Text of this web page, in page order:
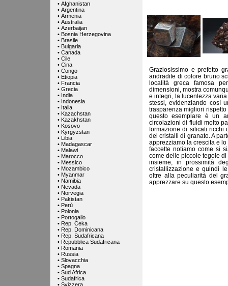
• Afghanistan
• Argentina
• Armenia
• Australia
• Azerbaijan
• Bosnia Herzegovina
• Brasile
• Bulgaria
• Canada
• Cile
• Cina
• Congo
• Etiopia
• Francia
• Grecia
• India
• Indonesia
• Italia
• Kazachstan
• Kazakhstan
• Kosovo
• Kyrgyzstan
• Libia
• Madagascar
• Malawi
• Marocco
• Messico
• Mozambico
• Myanmar
• Namibia
• Nevada
• Norvegia
• Pakistan
• Perù
• Polonia
• Portogallo
• Rep. Ceka
• Rep. Dominicana
• Rep. Sudafricana
• Repubblica Sudafricana
• Romania
• Russia
• Slovacchia
• Spagna
• Sud Africa
• Sudafrica
• Svizzera
Graziosissimo e prefetto
andradite di colore bruno
località greca famosa
dimensioni, mostra
e integri, la lucentezza
stessi, evidenziando così
trasparenza migliori
questo esemplare è un
circolazioni di fluidi molto
formazione di silicati ricchi
dei cristalli di granato. A
apprezziamo la crescita e
faccette notiamo come si
come delle piccole tegole
insieme, in prossimità
cristallizzazione e quindi
oltre alla peculiarità del
apprezzare su questo